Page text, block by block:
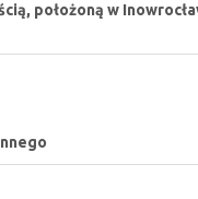
położoną w